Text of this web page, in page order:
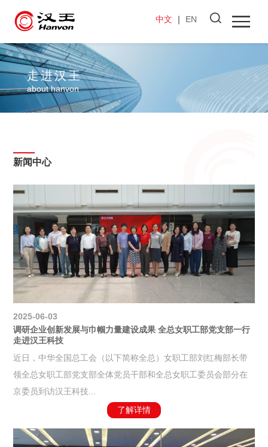
中文 ｜ EN
走进汉王
about hanvon
新闻中心
2025-06-03
调研企业创新发展与巾帼力量建设成果 全总女职工部党支部一行
走进汉王科技
近日，中华全国总工会（以下简称全总）女职工部刘红梅部长带
领全总女职工部党支部全体党员干部和全总女职工委员会部分在
京委员到访汉王科技...
了解详情